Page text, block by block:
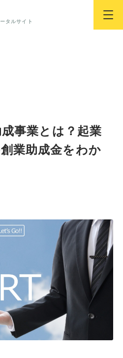
タルサイト
成事業とは？起業
業助成金をわか